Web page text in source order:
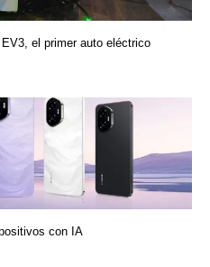
el primer auto eléctrico
con IA